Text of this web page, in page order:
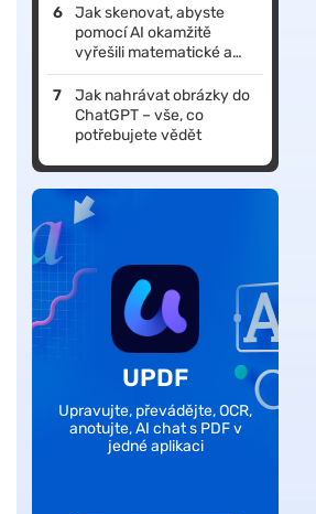
Jak skenovat, abyste
pomocí AI okamžitě
vyřešili matematické a
další úlohy
Jak nahrávat obrázky do
ChatGPT – vše, co
potřebujete vědět
UPDF
Upravujte, převádějte, OCR,
anotujte, AI chat s PDF v
jedné aplikaci